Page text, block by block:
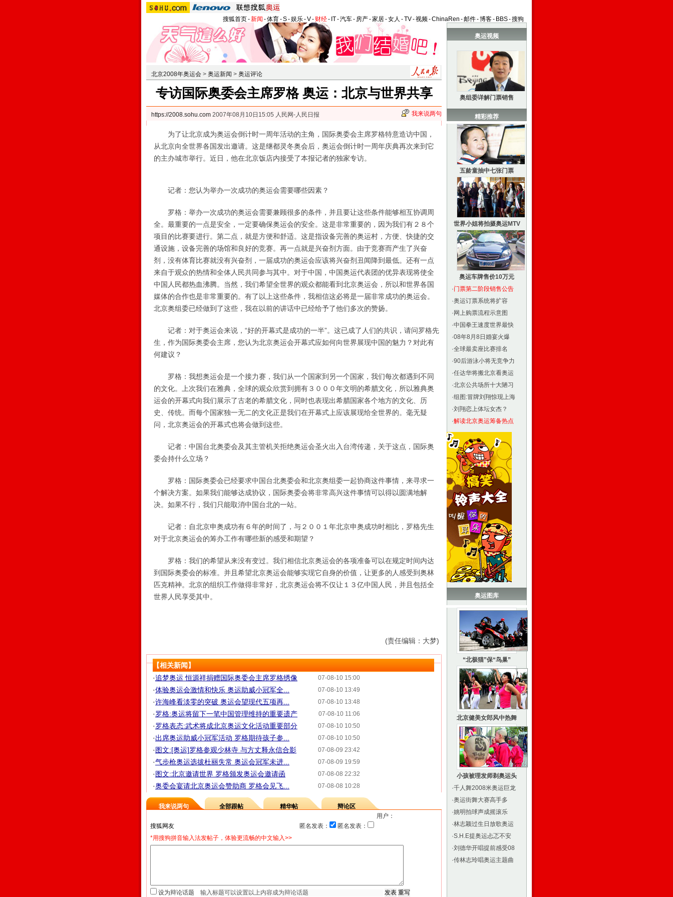
搜狐首页-新闻 -体育-S-娱乐-V- 财经- IT-汽车- 房产-家居-女人 -TV-视频-ChinaRen -邮件-博客- BBS-搜狗
北京2008年奥运会 > 奥运新闻 > 奥运评论
专访国际奥委会主席罗格 奥运：北京与世界共享
https://2008.sohu.com 2007年08月10日15:05 人民网-人民日报 我来说两句
为了让北京成为奥运会倒计时一周年活动的主角，国际奥委会主席罗格特意造访中国，
从北京向全世界各国发出邀请。这是继都灵冬奥会后，奥运会倒计时一周年庆典再次来到它
的主办城市举行。近日，他在北京饭店内接受了本报记者的独家专访。
记者：您认为举办一次成功的奥运会需要哪些因素？
罗格：举办一次成功的奥运会需要兼顾很多的条件，并且要让这些条件能够相互协调周
全。最重要的一点是安全，一定要确保奥运会的安全。这是非常重要的，因为我们有２８个
项目的比赛要进行。第二点，就是方便和舒适。这是指设备完善的奥运村，方便、快捷的交
通设施，设备完善的场馆和良好的竞赛。再一点就是兴奋剂方面。由于竞赛而产生了兴奋
剂，没有体育比赛就没有兴奋剂，一届成功的奥运会应该将兴奋剂丑闻降到最低。还有一点
来自于观众的热情和全体人民共同参与其中。对于中国，中国奥运代表团的优异表现将使全
中国人民都热血沸腾。当然，我们希望全世界的观众都能看到北京奥运会，所以和世界各国
媒体的合作也是非常重要的。有了以上这些条件，我相信这必将是一届非常成功的奥运会。
北京奥组委已经做到了这些，我在以前的讲话中已经给予了他们多次的赞扬。
记者：对于奥运会来说，“好的开幕式是成功的一半”。这已成了人们的共识，请问罗格先
生，作为国际奥委会主席，您认为北京奥运会开幕式应如何向世界展现中国的魅力？对此有
何建议？
罗格：我想奥运会是一个接力赛，我们从一个国家到另一个国家，我们每次都遇到不同
的文化。上次我们在雅典，全球的观众欣赏到拥有３０００年文明的希腊文化，所以雅典奥
运会的开幕式向我们展示了古老的希腊文化，同时也表现出希腊国家各个地方的文化、历
史、传统。而每个国家独一无二的文化正是我们在开幕式上应该展现给全世界的。毫无疑
问，北京奥运会的开幕式也将会做到这些。
记者：中国台北奥委会及其主管机关拒绝奥运会圣火出入台湾传递，关于这点，国际奥
委会持什么立场？
罗格：国际奥委会已经要求中国台北奥委会和北京奥组委一起协商这件事情，来寻求一
个解决方案。如果我们能够达成协议，国际奥委会将非常高兴这件事情可以得以圆满地解
决。如果不行，我们只能取消中国台北的一站。
记者：自北京申奥成功有６年的时间了，与２００１年北京申奥成功时相比，罗格先生
对于北京奥运会的筹办工作有哪些新的感受和期望？
罗格：我们的希望从来没有变过。我们相信北京奥运会的各项准备可以在规定时间内达
到国际奥委会的标准。并且希望北京奥运会能够实现它自身的价值，让更多的人感受到奥林
匹克精神。北京的组织工作做得非常好，北京奥运会将不仅让１３亿中国人民，并且包括全
世界人民享受其中。
(责任编辑：大梦)
【相关新闻】
07-08-10 15:00
·追梦奥运 恒源祥捐赠国际奥委会主席罗格绣像
07-08-10 13:49
·体验奥运会激情和快乐 奥运助威小冠军全...
07-08-10 13:48
·许海峰看淡零的突破 奥运会望现代五项再...
07-08-10 11:06
·罗格:奥运将留下一笔中国管理维持的重要遗产
07-08-10 10:50
·罗格表态:武术将成北京奥运文化活动重要部分
07-08-10 10:50
·出席奥运助威小冠军活动 罗格期待孩子参...
07-08-09 23:42
·图文:[奥运]罗格参观少林寺 与方丈释永信合影
07-08-09 19:59
·气步枪奥运选拔杜丽失常 奥运会冠军未进...
07-08-08 22:32
·图文:北京邀请世界 罗格颁发奥运会邀请函
07-08-08 10:28
·奥委会宴请北京奥运会赞助商 罗格会见飞...
我来说两句 全部跟帖 精华帖
辩论区
用户：
匿名发表：
匿名发表：
*用搜狗拼音输入法发帖子，体验更流畅的中文输入>>
设为辩论话题
奥运视频
奥组委详解门票销售
精彩推荐
五龄童抽中七张门票
世界小姐将拍摄奥运MTV
奥运车牌售价10万元
·门票第二阶段销售公告
·奥运订票系统将扩容
· 网上购票流程示意图
·中国拳王速度世界最快
·08年8月8日婚宴火爆
·全球最卖座比赛排名
·90后游泳小将无竞争力
·任达华将搬北京看奥运
·北京公共场所十大陋习
·组图:冒牌刘翔惊现上海
·刘翔恋上体坛女杰？
·解读北京奥运筹备热点
奥运图库
“北极猫”保“鸟巢”
北京健美女郎风中热舞
小孩被理发师剃奥运头
·千人舞2008米奥运巨龙
·奥运街舞大赛高手多
·姚明拍球声成摇滚乐
·林志颖过生日放歌奥运
·S.H.E提奥运忐忑不安
·刘德华开唱提前感受08
·传林志玲唱奥运主题曲